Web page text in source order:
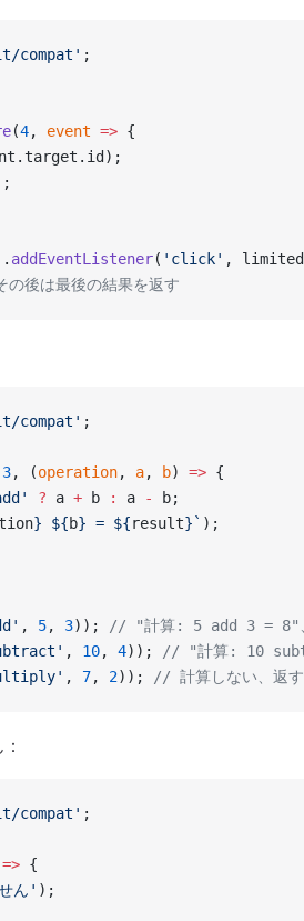
compat' ;
(4, event => {
;
addEventListener( 'click' ,
後は最後の結果を返す
compat' ;
3, (operation, a, b) => {
? a + b : a -
b;
} ${b} = ${result}` );
, 5, 3));
// "計算: 5 add 3 = 8"
, 10, 4));
// "計算: 10
, 7, 2)); // 計算しない、返
compat' ;
=> {
ん' );